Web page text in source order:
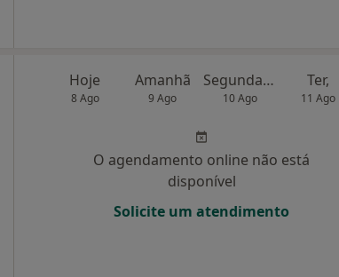
Hoje
8 Ago
Amanhã
9 Ago
Segunda-feira
10 Ago
Ter,
11 Ago
O agendamento online não está
disponível
Solicite um atendimento